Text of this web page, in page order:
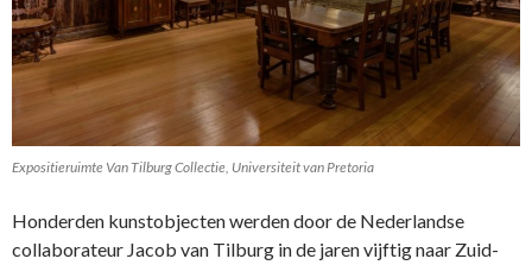
Expositieruimte Van Tilburg Collectie, Universiteit van Pretoria
Honderden kunstobjecten werden door de Nederlandse
collaborateur Jacob van Tilburg in de jaren vijftig naar Zuid-